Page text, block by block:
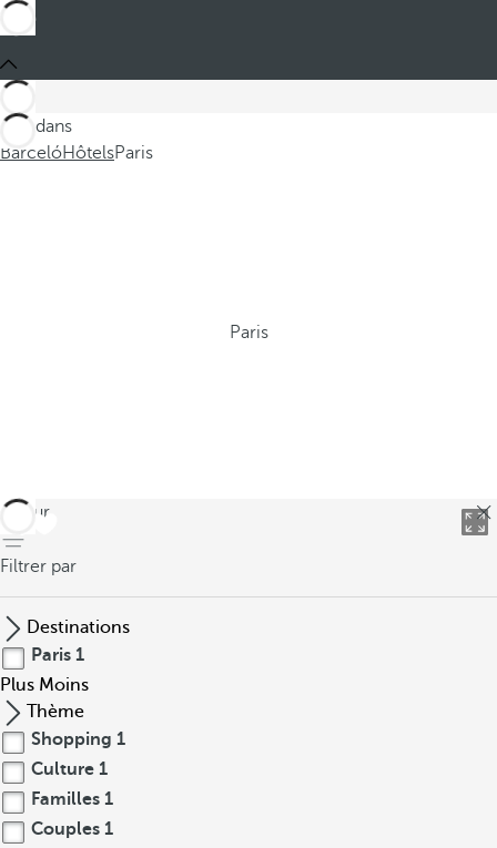
Ces dans
BarcelóHôtelsParis
Paris
retour
Filtrer par
Destinations
Paris 1
Plus Moins
Thème
Shopping 1
Culture 1
Familles 1
Couples 1